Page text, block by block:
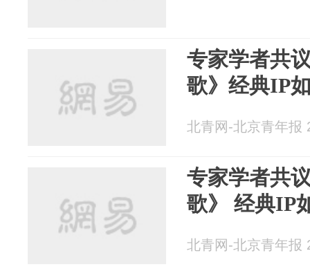
专家学者共
歌》经典IP
北青网-北京青年报
专家学者共
歌》 经典IP
北青网-北京青年报